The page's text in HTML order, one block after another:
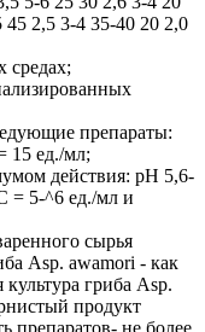
2,5 3-4 35-40 20 2,0
средах;
препараты:
15 ед./мл;
действия: рН 5,6-
= 5-^6 ед./мл и
сырья
Asp. awamori - как
гриба Asp.
продукт
препаратов- не более